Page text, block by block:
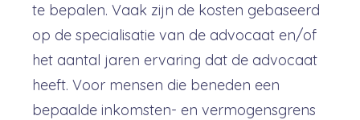
te bepalen. Vaak zijn de kosten gebaseerd
op de specialisatie van de advocaat en/of
het aantal jaren ervaring dat de advocaat
heeft. Voor mensen die beneden een
bepaalde inkomsten- en vermogensgrens